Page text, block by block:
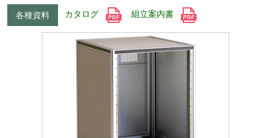
各種資料 カタログ 組立案内書